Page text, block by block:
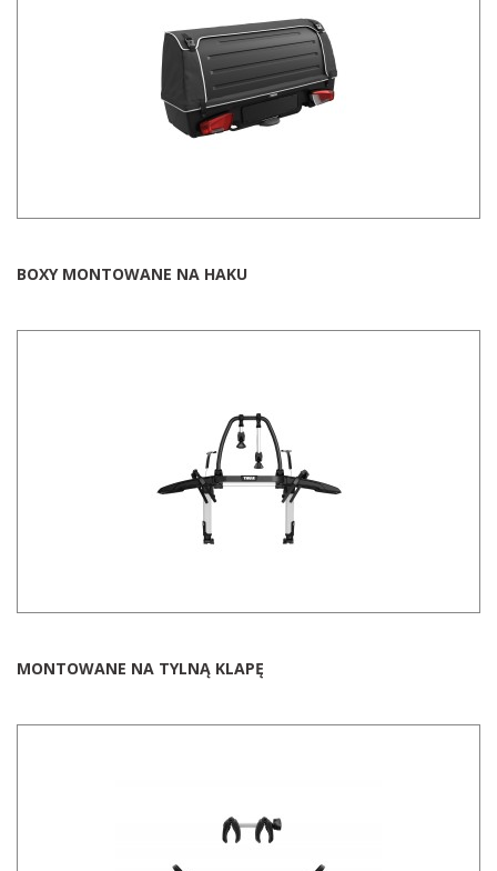
BOXY MONTOWANE NA HAKU
MONTOWANE NA TYLNĄ KLAPĘ